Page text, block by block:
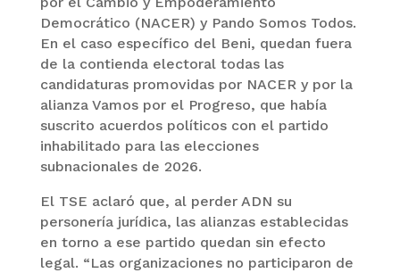
Democrático (NACER) y Pando Somos Todos.
En el caso específico del Beni, quedan fuera
de la contienda electoral todas las
candidaturas promovidas por NACER y por la
alianza Vamos por el Progreso, que había
suscrito acuerdos políticos con el partido
inhabilitado para las elecciones
subnacionales de 2026.
El TSE aclaró que, al perder ADN su
personería jurídica, las alianzas establecidas
en torno a ese partido quedan sin efecto
legal. “Las organizaciones no participaron de